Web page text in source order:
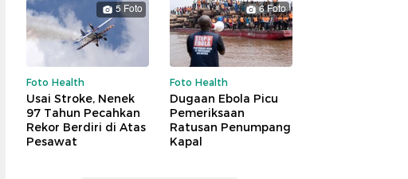
5 Foto
Foto Health
Usai Stroke, Nenek
97 Tahun Pecahkan
Rekor Berdiri di Atas
Pesawat
6 Foto
Foto Health
Dugaan Ebola Picu
Pemeriksaan
Ratusan Penumpang
Kapal